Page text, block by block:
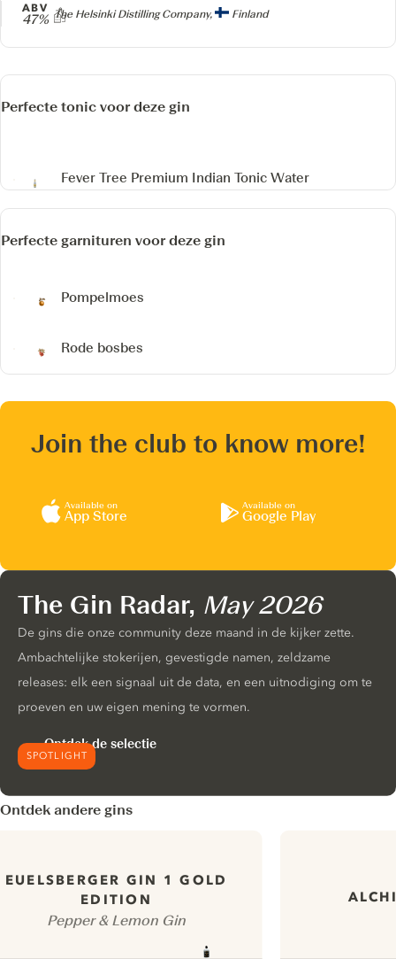
Producer
The Helsinki Distilling Company, Finland
ABV
47%
Perfecte tonic voor deze gin
Fever Tree Premium Indian Tonic Water
Perfecte garnituren voor deze gin
Pompelmoes
Rode bosbes
Join the club to know more!
Available on
App Store
Available on
Google Play
SPOTLIGHT
The Gin Radar, May 2026
De gins die onze community deze maand in de kijker zette.
Ambachtelijke stokerijen, gevestigde namen, zeldzame
releases: elk een signaal uit de data, en een uitnodiging om te
proeven en uw eigen mening te vormen.
Ontdek de selectie
Ontdek andere gins
EUELSBERGER GIN 1 GOLD
EDITION
Pepper & Lemon Gin